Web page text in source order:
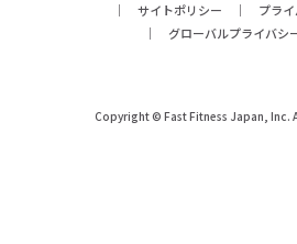
サイトポリシー
プラ
グローバルプライバシ
Copyright © Fast Fitness Japan, Inc.